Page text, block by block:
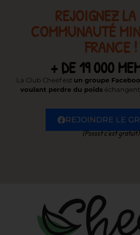
REJOIGNEZ LA
COMMUNAUTÉ
FRANCE !
+ DE 19 000
La Club Cheef est un groupe
voulant perdre du poids
REJOINDRE LE
(Psssst c’est gratuit)